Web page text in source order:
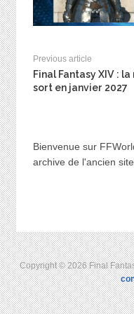
Previous article
Final Fantasy XIV :
sort en janvier 2027
Bienvenue sur
archive de l'ancien site
Copyright © 2026 Final